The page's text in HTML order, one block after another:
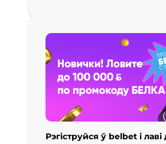
Рэгіструйся ў belbet і лаві